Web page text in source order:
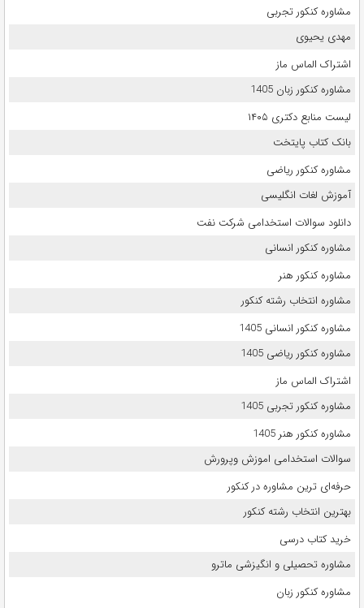
مشاوره کنکور تجربی
مهدی یحیوی
اشتراک الماس ماز
مشاوره کنکور زبان 1405
لیست منابع دکتری ۱۴۰۵
بانک کتاب پایتخت
مشاوره کنکور ریاضی
آموزش لغات انگلیسی
دانلود سوالات استخدامی شرکت نفت
مشاوره کنکور انسانی
مشاوره کنکور هنر
مشاوره انتخاب رشته کنکور
مشاوره کنکور انسانی 1405
مشاوره کنکور ریاضی 1405
اشتراک الماس ماز
مشاوره کنکور تجربی 1405
مشاوره کنکور هنر 1405
سوالات استخدامی اموزش وپرورش
حرفه‌ای ترین مشاوره در کنکور
بهترین انتخاب رشته کنکور
خرید کتاب درسی
مشاوره تحصیلی و انگیزشی ماترو
مشاوره کنکور زبان